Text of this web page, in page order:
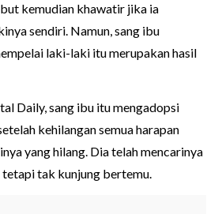
kemudian khawatir jika ia
sendiri. Namun, sang ibu
laki-laki itu merupakan hasil
Daily, sang ibu itu mengadopsi
kehilangan semua harapan
yang hilang. Dia telah mencarinya
tak kunjung bertemu.